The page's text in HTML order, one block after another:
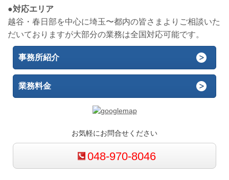
●対応エリア
越谷・春日部を中心に埼玉〜都内の皆さまよりご相談いた
だいておりますが大部分の業務は全国対応可能です。
事務所紹介
業務料金
お気軽にお問合せください
048-970-8046